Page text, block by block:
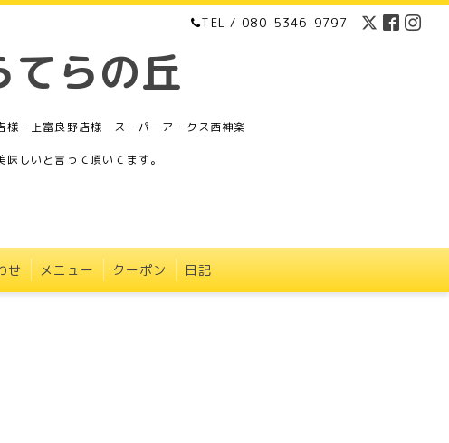
TEL / 080-5346-9797
らの丘
・上富良野店様 スーパーアークス西神楽
しいと言って頂いてます。
せ メニュー クーポン 日記